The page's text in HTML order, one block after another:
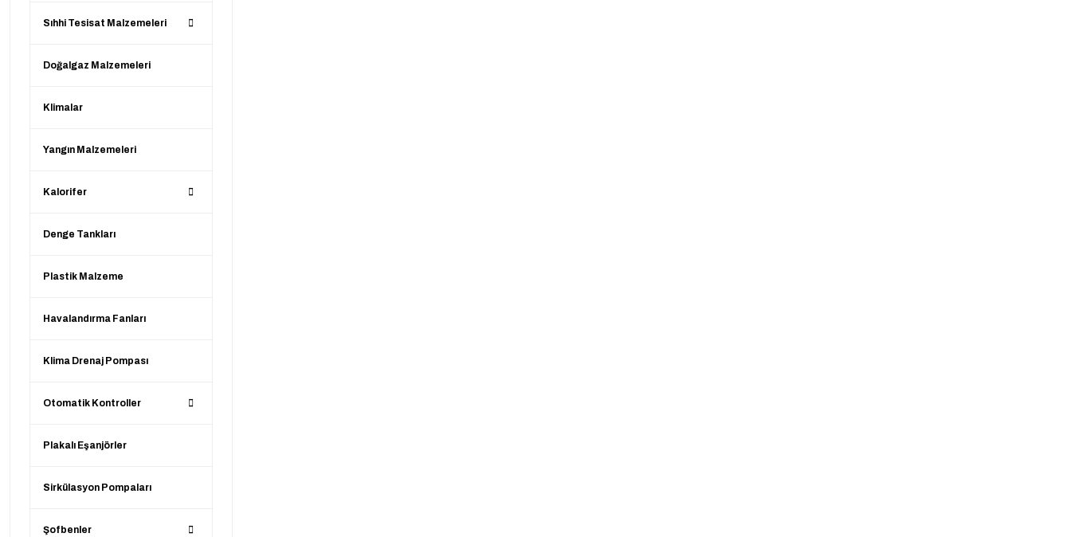
Sıhhi Tesisat Malzemeleri
Doğalgaz Malzemeleri
Klimalar
Yangın Malzemeleri
Kalorifer
Denge Tankları
Plastik Malzeme
Havalandırma Fanları
Klima Drenaj Pompası
Otomatik Kontroller
Plakalı Eşanjörler
Sirkülasyon Pompaları
Şofbenler